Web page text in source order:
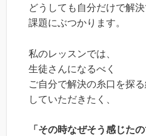
どうしても自分だけで解決
課題にぶつかります。
私のレッスンでは、
生徒さんになるべく
ご自分で解決の糸口を探る
していただきたく、
「その時なぜそう感じたの